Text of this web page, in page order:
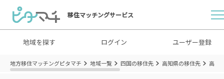
移住マッチングサービス
地域を探す ログイン ユーザー登録
地方移住マッチングピタマチ 地域一覧 四国の移住先 高知県の移住先 高知